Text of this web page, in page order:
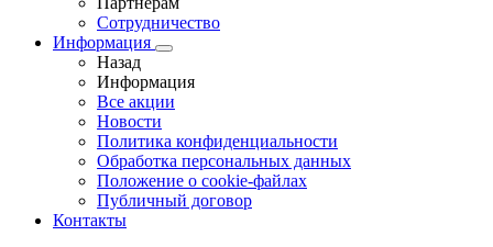
Сотрудничество
Информация
Назад
Информация
Все акции
Новости
Политика конфиденциальности
Обработка персональных данных
Положение о cookie-файлах
Публичный договор
Контакты